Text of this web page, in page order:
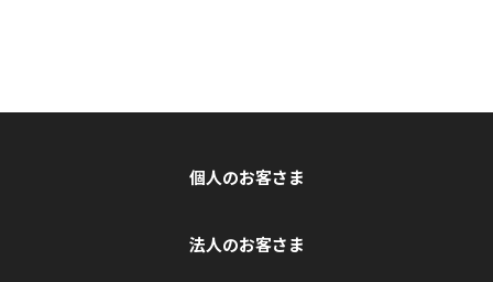
個人のお客さま
法人のお客さま